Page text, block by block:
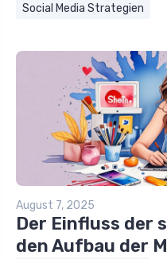
Social Media Strategien
August 7, 2025
Der Einfluss der
den Aufbau der